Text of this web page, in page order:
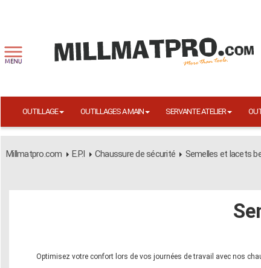
OUTILLAGE OUTILLAGES A MAIN SERVANTE ATELIER
Millmatpro.com E.P.I Chaussure de sécurité Semelles et lacets
Optimisez votre confort lors de vos journées de travail avec nos